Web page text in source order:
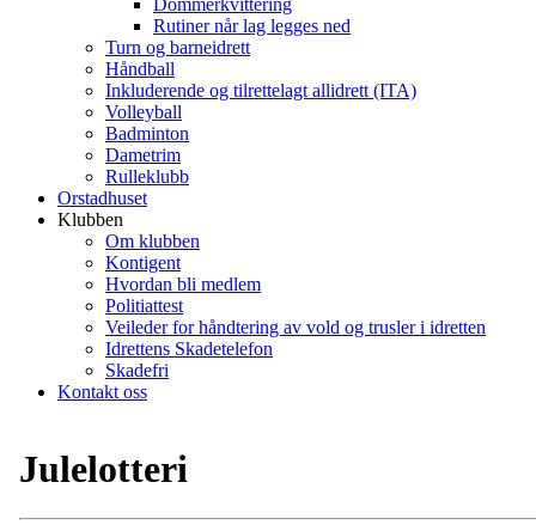
Dommerkvittering
Rutiner når lag legges ned
Turn og barneidrett
Håndball
Inkluderende og tilrettelagt allidrett (ITA)
Volleyball
Badminton
Dametrim
Rulleklubb
Orstadhuset
Klubben
Om klubben
Kontigent
Hvordan bli medlem
Politiattest
Veileder for håndtering av vold og trusler i idretten
Idrettens Skadetelefon
Skadefri
Kontakt oss
Julelotteri